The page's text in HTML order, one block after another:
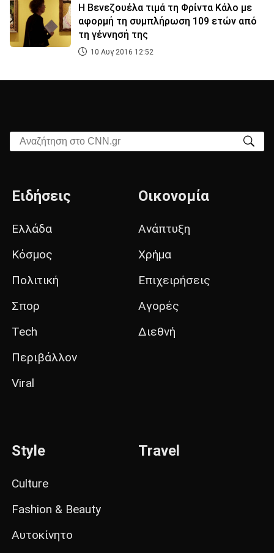
Η Βενεζουέλα τιμά τη Φρίντα Κάλο με
αφορμή τη συμπλήρωση 109 ετών από
τη γέννησή της
10 Αυγ 2016 12:52
Αναζήτηση στο CNN.gr
Ειδήσεις
Ελλάδα
Κόσμος
Πολιτική
Σπορ
Tech
Περιβάλλον
Viral
Οικονομία
Ανάπτυξη
Χρήμα
Επιχειρήσεις
Αγορές
Διεθνή
Style
Culture
Fashion & Beauty
Αυτοκίνητο
Travel